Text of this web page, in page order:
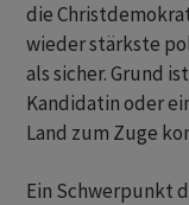
die
wieder stärkste
als sicher. Grund
Kandidatin oder
Land zum Zuge
Ein Schwerpunkt